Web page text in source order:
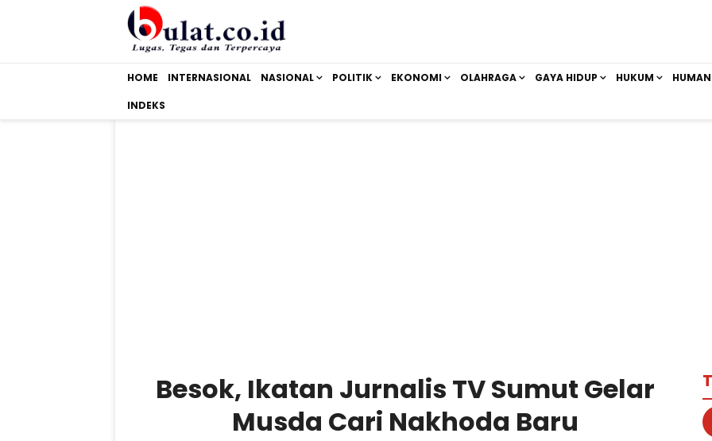
HOME INTERNASIONAL NASIONAL POLITIK EKONOMI OLAHRAGA GAYA HIDUP HUKUM
INDEKS
Besok, Ikatan Jurnalis TV Sumut Gelar
Musda Cari Nakhoda Baru